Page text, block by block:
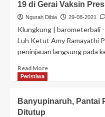
19 di Gerai Vaksin
Ngurah Dibia 29-08-2021
Klungkung | barometerbali
Luh Ketut Amy Ramayathi
peninjauan langsung pada
Read More
Peristiwa
Banyupinaruh, Pantai
Ditutup